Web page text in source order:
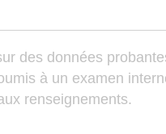
des données
à un examen
renseignements.